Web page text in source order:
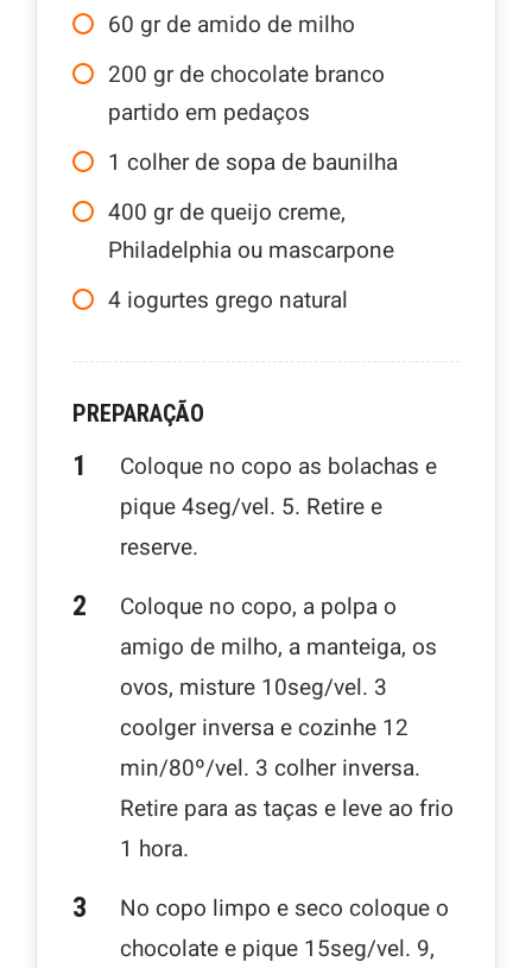
60 gr de amido de milho
200 gr de chocolate branco
partido em pedaços
1 colher de sopa de baunilha
400 gr de queijo creme,
Philadelphia ou mascarpone
4 iogurtes grego natural
PREPARAÇÃO
Coloque no copo as bolachas e
pique 4seg/vel. 5. Retire e
reserve.
Coloque no copo, a polpa o
amigo de milho, a manteiga, os
ovos, misture 10seg/vel. 3
coolger inversa e cozinhe 12
min/80º/vel. 3 colher inversa.
Retire para as taças e leve ao frio
1 hora.
No copo limpo e seco coloque o
chocolate e pique 15seg/vel. 9,